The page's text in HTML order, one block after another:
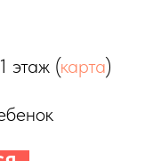
этаж (карта)